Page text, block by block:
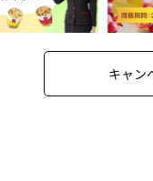
キャン